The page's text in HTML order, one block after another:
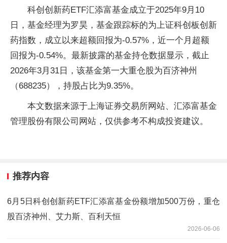
科创创新药ETF汇添富基金成立于2025年9月10
日，基金经理为罗昊，基金跟踪标的为上证科创板创新
药指数，成立以来超额回报为-0.57%，近一个月超额
回报为-0.54%。最新披露的基金持仓数据显示，截止
2026年3月31日，该基金第一大重仓股为百济神州
（688235），持股占比为9.35%。
本文数据来源于上海证券交易所网站、汇添富基金
管理股份有限公司网站，仅供参考不构成投资建议。
推荐内容
6月5日科创创新药ETF汇添富基金份额增加500万份，重仓
股百济神州、艾力斯、百利天恒
2026-06-06